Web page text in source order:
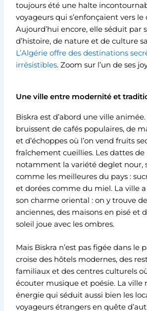
toujours été une halte
voyageurs qui s’enfonçaient vers le
Aujourd’hui encore, elle séduit par
d’histoire, de nature et de culture
L’Algérie offre des destinations
irrésistibles. Zoom sur l’un de ses
Une ville entre modernité et
Biskra est d’abord une ville animée.
bruissent de cafés populaires, de
et d’échoppes où l’on vend fruits
fraîchement cueillies. Les dattes de
notamment la variété deglet nour,
comme les meilleures du pays :
et dorées comme du miel. La ville
son charme oriental : on y trouve
anciennes, des maisons en pisé et
soleil joue avec les ombres.
Mais Biskra n’est pas figée dans le
croise des hôtels modernes, des
familiaux et des centres culturels
écouter musique et poésie. La ville
énergie qui séduit aussi bien les
voyageurs étrangers en quête